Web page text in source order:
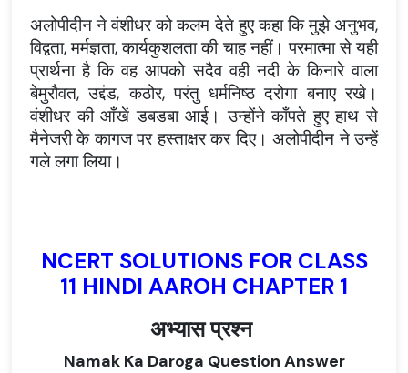
अलोपीदीन ने वंशीधर को कलम देते हुए कहा कि मुझे अनुभव,
विद्वता, मर्मज्ञता, कार्यकुशलता की चाह नहीं। परमात्मा से यही
प्रार्थना है कि वह आपको सदैव वही नदी के किनारे वाला
बेमुरौवत, उद्दंड, कठोर, परंतु धर्मनिष्ठ दरोगा बनाए रखे।
वंशीधर की आँखें डबडबा आई। उन्होंने काँपते हुए हाथ से
मैनेजरी के कागज पर हस्ताक्षर कर दिए। अलोपीदीन ने उन्हें
गले लगा लिया।
NCERT SOLUTIONS FOR CLASS
11 HINDI AAROH CHAPTER 1
अभ्यास प्रश्न
Namak Ka Daroga Question Answer